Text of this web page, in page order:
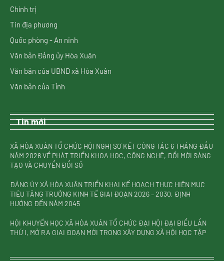
Chính trị
Tin địa phương
Quốc phòng - An ninh
Văn bản Đảng ủy Hòa Xuân
Văn bản của UBND xã Hòa Xuân
Văn bản của Tỉnh
Tin mới
XÃ HÒA XUÂN TỔ CHỨC HỘI NGHỊ SƠ KẾT CÔNG TÁC 6 THÁNG ĐẦU
NĂM 2026 VỀ PHÁT TRIỂN KHOA HỌC, CÔNG NGHỆ, ĐỔI MỚI SÁNG
TẠO VÀ CHUYỂN ĐỔI SỐ
ĐẢNG ỦY XÃ HÒA XUÂN TRIỂN KHAI KẾ HOẠCH THỰC HIỆN MỤC
TIÊU TĂNG TRƯỞNG KINH TẾ GIAI ĐOẠN 2026 – 2030, ĐỊNH
HƯỚNG ĐẾN NĂM 2045
HỘI KHUYẾN HỌC XÃ HÒA XUÂN TỔ CHỨC ĐẠI HỘI ĐẠI BIỂU LẦN
THỨ I, MỞ RA GIAI ĐOẠN MỚI TRONG XÂY DỰNG XÃ HỘI HỌC TẬP